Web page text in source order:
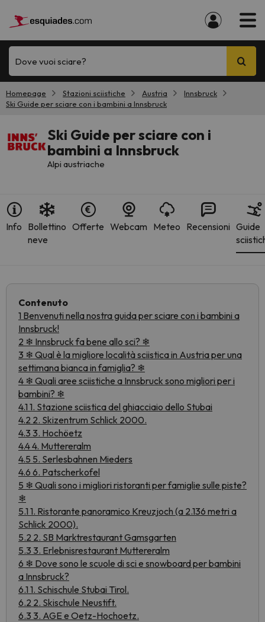
Dove vuoi sciare?
Homepage Stazioni sciistiche Austria
Innsbruck
Ski Guide per sciare con i bambini a Innsbruck
Ski Guide per sciare con i
bambini a Innsbruck
Alpi austriache
Info Bollettino
neve
Offerte Webcam Meteo Recensioni Guide
Contenuto
1 Benvenuti nella nostra guida per sciare con i bambini a
Innsbruck!
2 ❄ Innsbruck fa bene allo sci? ❄
3 ❄ Qual è la migliore località sciistica in Austria per una
settimana bianca in famiglia? ❄
4 ❄ Quali aree sciistiche a Innsbruck sono migliori per i
bambini? ❄
4.1 1. Stazione sciistica del ghiacciaio dello Stubai
4.2 2. Skizentrum Schlick 2000.
4.3 3. Hochöetz
4.4 4. Muttereralm
4.5 5. Serlesbahnen Mieders
4.6 6. Patscherkofel
5 ❄ Quali sono i migliori ristoranti per famiglie sulle piste?
❄
5.1 1. Ristorante panoramico Kreuzjoch (a 2.136 metri a
Schlick 2000).
5.2 2. SB Marktrestaurant Gamsgarten
5.3 3. Erlebnisrestaurant Muttereralm
6 ❄ Dove sono le scuole di sci e snowboard per bambini
a Innsbruck?
6.1 1. Schischule Stubai Tirol.
6.2 2. Skischule Neustift.
6.3 3. AGE e Oetz-Hochoetz.